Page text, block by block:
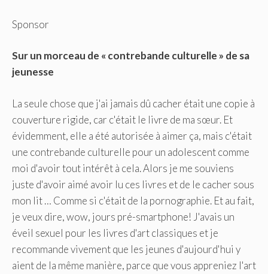
Sponsor
Sur un morceau de « contrebande culturelle » de sa
jeunesse
La seule chose que j'ai jamais dû cacher était une copie à
couverture rigide, car c'était le livre de ma sœur. Et
évidemment, elle a été autorisée à aimer ça, mais c'était
une contrebande culturelle pour un adolescent comme
moi d'avoir tout intérêt à cela. Alors je me souviens
juste d'avoir aimé avoir lu ces livres et de le cacher sous
mon lit … Comme si c'était de la pornographie. Et au fait,
je veux dire, wow, jours pré-smartphone! J'avais un
éveil sexuel pour les livres d'art classiques et je
recommande vivement que les jeunes d'aujourd'hui y
aient de la même manière, parce que vous appreniez l'art